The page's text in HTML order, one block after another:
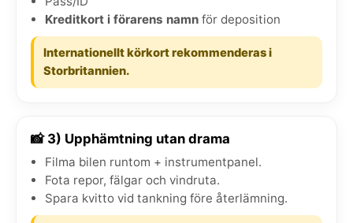
Kreditkort i förarens namn för deposition
Internationellt körkort rekommenderas i
Storbritannien.
📸 3) Upphämtning utan drama
Filma bilen runtom + instrumentpanel.
Fota repor, fälgar och vindruta.
Spara kvitto vid tankning före återlämning.